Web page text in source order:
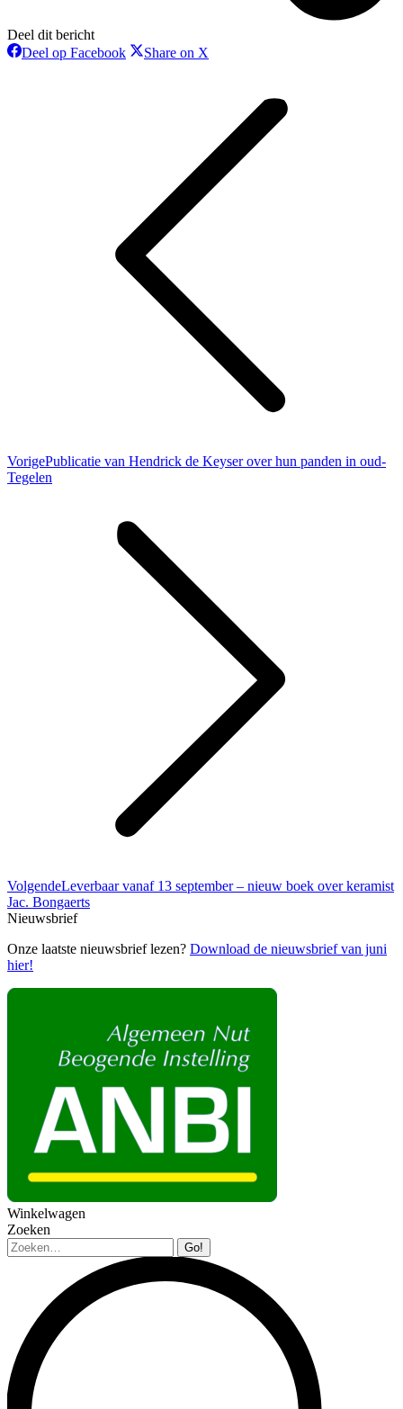
Deel dit bericht
Deel op FacebookDeelShare on X
VorigeVorig
bericht
Publicatie van Hendrick de Keyser over hun panden in oud-
Tegelen
VolgendeVolgend
bericht
Leverbaar vanaf 13 september – nieuw boek over keramist
Jac. Bongaerts
Nieuwsbrief
Onze laatste nieuwsbrief lezen? Download de nieuwsbrief van juni
hier!
Winkelwagen
Zoeken
Zoeken: